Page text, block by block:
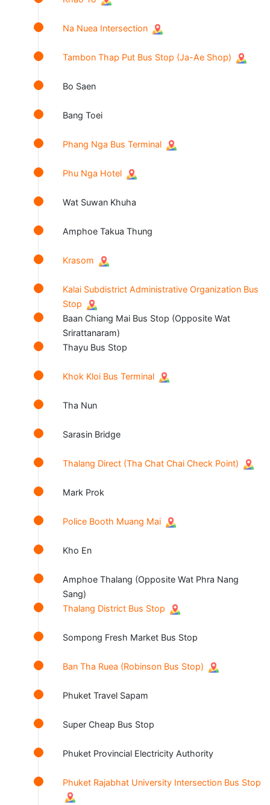
Na Nuea Intersection
Tambon Thap Put Bus Stop (Ja-Ae Shop)
Bo Saen
Bang Toei
Phang Nga Bus Terminal
Phu Nga Hotel
Wat Suwan Khuha
Amphoe Takua Thung
Krasom
Kalai Subdistrict Administrative Organization Bus
Stop
Baan Chiang Mai Bus Stop (Opposite Wat
Srirattanaram)
Thayu Bus Stop
Khok Kloi Bus Terminal
Tha Nun
Sarasin Bridge
Thalang Direct (Tha Chat Chai Check Point)
Mark Prok
Police Booth Muang Mai
Kho En
Amphoe Thalang (Opposite Wat Phra Nang
Sang)
Thalang District Bus Stop
Sompong Fresh Market Bus Stop
Ban Tha Ruea (Robinson Bus Stop)
Phuket Travel Sapam
Super Cheap Bus Stop
Phuket Provincial Electricity Authority
Phuket Rajabhat University Intersection Bus Stop